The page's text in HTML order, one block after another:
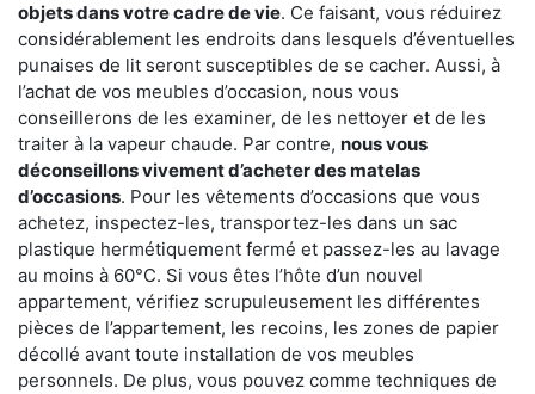
objets dans votre cadre de vie. Ce faisant, vous réduirez
considérablement les endroits dans lesquels d’éventuelles
punaises de lit seront susceptibles de se cacher. Aussi, à
l’achat de vos meubles d’occasion, nous vous
conseillerons de les examiner, de les nettoyer et de les
traiter à la vapeur chaude. Par contre, nous vous
déconseillons vivement d’acheter des matelas
d’occasions. Pour les vêtements d’occasions que vous
achetez, inspectez-les, transportez-les dans un sac
plastique hermétiquement fermé et passez-les au lavage
au moins à 60°C. Si vous êtes l’hôte d’un nouvel
appartement, vérifiez scrupuleusement les différentes
pièces de l’appartement, les recoins, les zones de papier
décollé avant toute installation de vos meubles
personnels. De plus, vous pouvez comme techniques de